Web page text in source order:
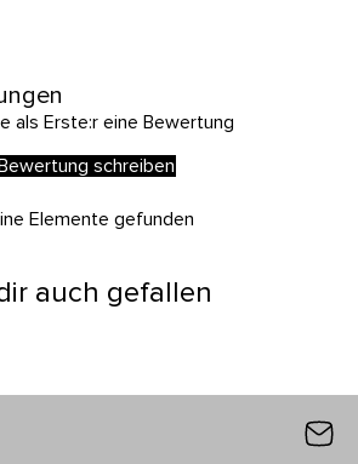
als Erste:r eine Bewertung
schreiben
Elemente gefunden
auch gefallen